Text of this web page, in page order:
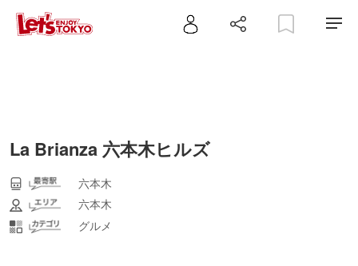
La Brianza 六本木ヒルズ
六本木
六本木
グルメ